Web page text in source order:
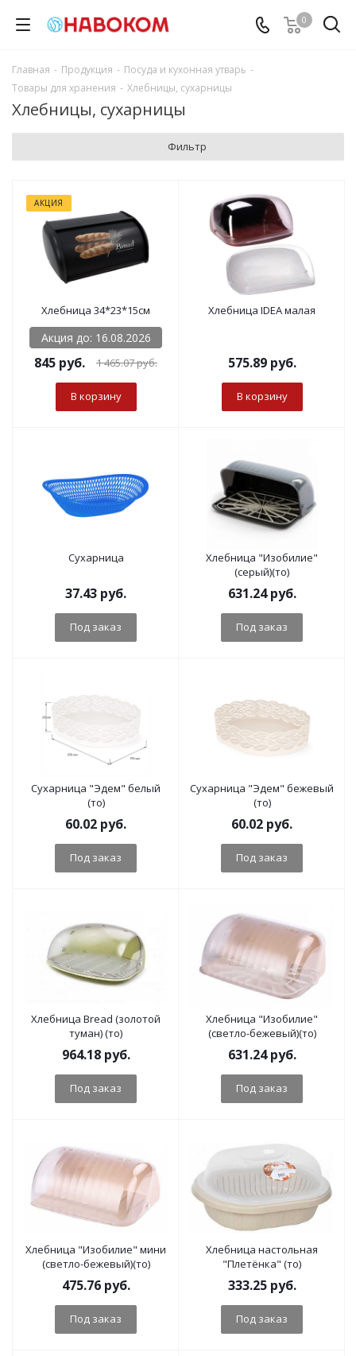
0
Главная - Продукция - Посуда и кухонная утварь -
Товары для хранения - Хлебницы, сухарницы
Хлебницы, сухарницы
Фильтр
АКЦИЯ
Хлебница 34*23*15см
Акция до: 16.08.2026
845 руб. 1 465.07руб.
В корзину
Хлебница IDEA малая
575.89руб.
В корзину
Сухарница
37.43 руб.
Под заказ
Хлебница "Изобилие"
(серый)(то)
631.24руб.
Под заказ
Сухарница "Эдем" белый
(то)
60.02 руб.
Под заказ
Сухарница "Эдем" бежевый
(то)
60.02 руб.
Под заказ
Хлебница Bread (золотой
туман) (то)
964.18руб.
Под заказ
Хлебница "Изобилие"
(светло-бежевый)(то)
631.24руб.
Под заказ
Хлебница "Изобилие" мини
(светло-бежевый)(то)
475.76руб.
Под заказ
Хлебница настольная
"Плетёнка" (то)
333.25руб.
Под заказ